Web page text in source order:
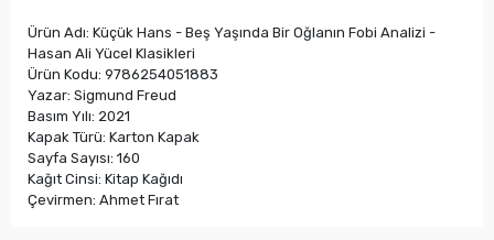
Ürün Adı: Küçük Hans - Beş Yaşında Bir Oğlanın Fobi Analizi -
Hasan Ali Yücel Klasikleri
Ürün Kodu: 9786254051883
Yazar: Sigmund Freud
Basım Yılı: 2021
Kapak Türü: Karton Kapak
Sayfa Sayısı: 160
Kağıt Cinsi: Kitap Kağıdı
Çevirmen: Ahmet Fırat